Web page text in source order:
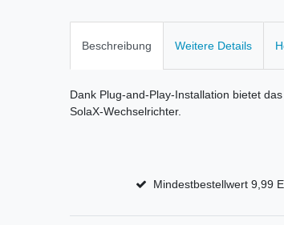
Beschreibung Weitere Details
Dank Plug-and-Play-Installation bietet
SolaX-Wechselrichter.
Mindestbestellwert 9,99